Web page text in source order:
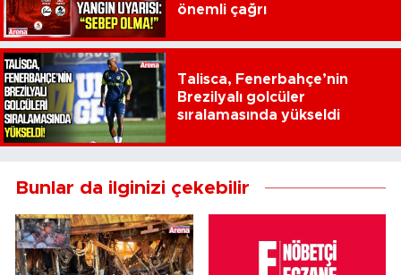
önemli çağrı
Talisca, Fenerbahçe’nin
Brezilyalı golcüler
sıralamasında yükseldi
Bunlar da ilginizi çekebilir